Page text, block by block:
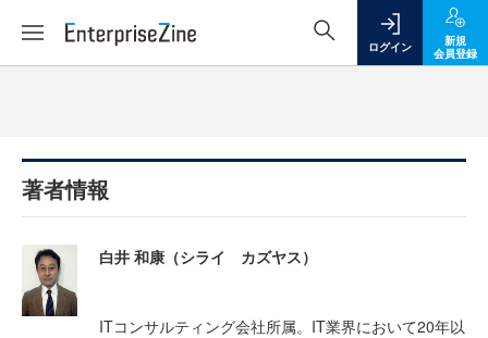
ログイン
新規
会員登録
著者情報
白井 和康（シライ カズヤス）
ITコンサルティング会社所属。IT業界において20年以